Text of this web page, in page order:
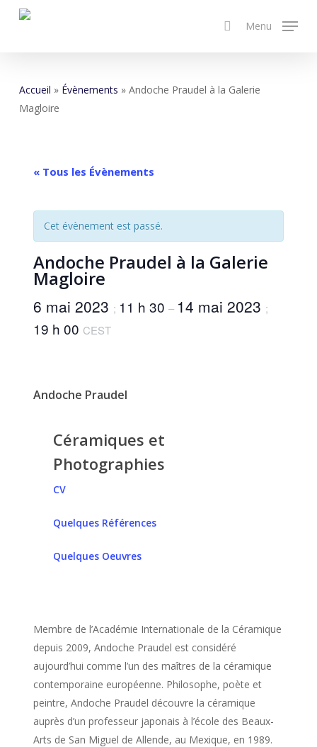
search
Menu
Accueil » Évènements » Andoche Praudel à la Galerie
Magloire
« Tous les Évènements
Cet évènement est passé.
Andoche Praudel à la Galerie
Magloire
6 mai 2023 ; 11 h 30 – 14 mai 2023 ;
19 h 00 CEST
Andoche Praudel
Céramiques et
Photographies
CV
Quelques Références
Quelques Oeuvres
Membre de l’Académie Internationale de la Céramique
depuis 2009, Andoche Praudel est considéré
aujourd’hui comme l’un des maîtres de la céramique
contemporaine européenne. Philosophe, poète et
peintre, Andoche Praudel découvre la céramique
auprès d’un professeur japonais à l’école des Beaux-
Arts de San Miguel de Allende, au Mexique, en 1989.